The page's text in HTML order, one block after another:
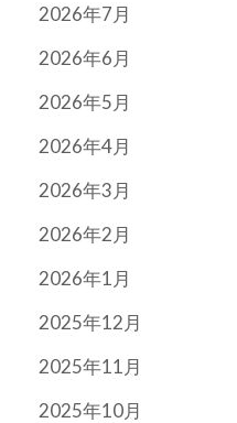
2026年7月
2026年6月
2026年5月
2026年4月
2026年3月
2026年2月
2026年1月
2025年12月
2025年11月
2025年10月